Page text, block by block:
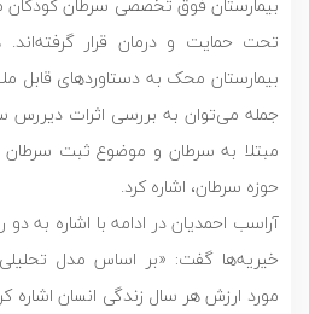
تحت حمایت و درمان قرار
بیمارستان محک به دستاوردهای قابل
جمله می‌توان به بررسی اثرات دیررس
مبتلا به سرطان و موضوع ثبت سرطان
حوزه سرطان، اشاره کرد.
آراسب احمدیان در ادامه با اشاره به
خیریه‌ها گفت: «بر اساس مدل
مورد ارزش هر سال زندگی انسان اشاره